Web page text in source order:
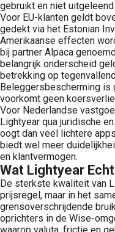
gebruikt en niet uitgeleend
Voor EU-klanten geldt
gedekt via het Estonian
Amerikaanse effecten
bij partner Alpaca
belangrijk onderscheid
betrekking op
Beleggersbescherming is
voorkomt geen
Voor Nederlandse
Lightyear qua juridische
oogt dan veel lichtere
biedt wel meer
en klantvermogen.
Wat Lightyear
De sterkste kwaliteit van
prijsregel, maar in het
grensoverschrijdende
oprichters in de Wise-